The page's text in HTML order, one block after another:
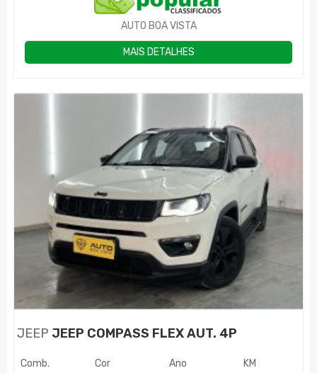
AUTO BOA VISTA
MAIS DETALHES
JEEP JEEP COMPASS FLEX AUT. 4P
Comb. Cor Ano KM